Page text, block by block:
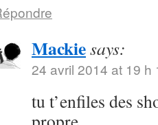
Mackiesays:
24 avril 2014 at 19 h
tu t’enfiles des